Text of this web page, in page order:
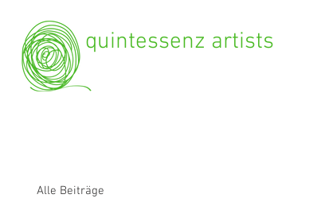
quintessenz artists
Alle Beiträge